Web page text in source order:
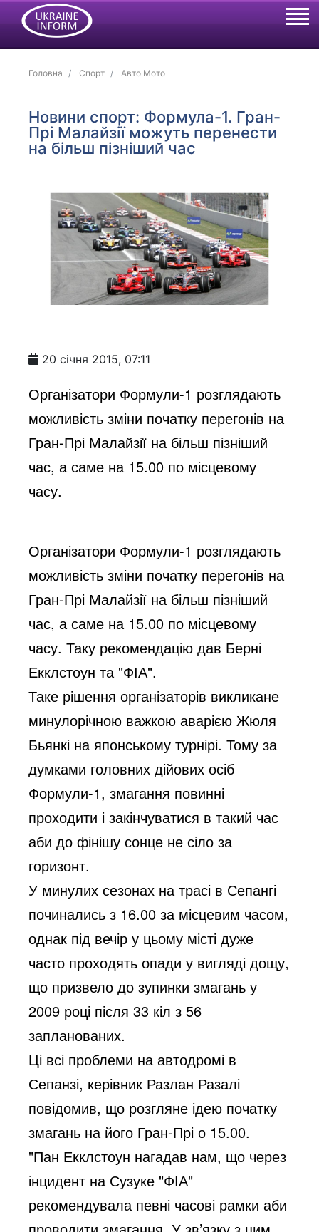
Головна Спорт Авто Мото
Новини спорт: Формула-1. Гран-
Прі Малайзії можуть перенести
на більш пізніший час
20 січня 2015, 07:11
Організатори Формули-1 розглядають
можливість зміни початку перегонів на
Гран-Прі Малайзії на більш пізніший
час, а саме на 15.00 по місцевому
часу.
Організатори Формули-1 розглядають
можливість зміни початку перегонів на
Гран-Прі Малайзії на більш пізніший
час, а саме на 15.00 по місцевому
часу. Таку рекомендацію дав Берні
Екклстоун та "ФІА".
Таке рішення організаторів викликане
минулорічною важкою аварією Жюля
Бьянкі на японському турнірі. Тому за
думками головних дійових осіб
Формули-1, змагання повинні
проходити і закінчуватися в такий час
аби до фінішу сонце не сіло за
горизонт.
У минулих сезонах на трасі в Сепангі
починались з 16.00 за місцевим часом,
однак під вечір у цьому місті дуже
часто проходять опади у вигляді дощу,
що призвело до зупинки змагань у
2009 році після 33 кіл з 56
запланованих.
Ці всі проблеми на автодромі в
Сепанзі, керівник Разлан Разалі
повідомив, що розгляне ідею початку
змагань на його Гран-Прі о 15.00.
"Пан Екклстоун нагадав нам, що через
інцидент на Сузуке "ФІА"
рекомендувала певні часові рамки аби